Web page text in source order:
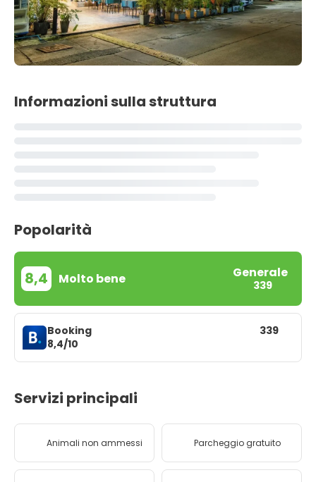
Informazioni sulla struttura
Popolarità
8,4 Molto bene Generale
339
Booking
8,4/10
339
Servizi principali
Animali non ammessi Parcheggio gratuito